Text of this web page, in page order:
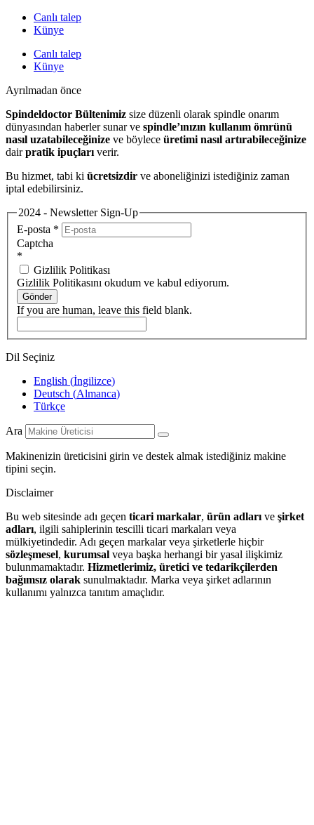
Canlı talep
Künye
Canlı talep
Künye
Ayrılmadan önce
Spindeldoctor Bültenimiz size düzenli olarak spindle onarım
dünyasından haberler sunar ve spindle’ınızın kullanım ömrünü
nasıl uzatabileceğinize ve böylece üretimi nasıl artırabileceğinize
dairpratik ipuçları verir.
Bu hizmet, tabi ki ücretsizdir ve aboneliğinizi istediğiniz zaman
iptal edebilirsiniz.
2024 - Newsletter Sign-Up
E-posta *
Captcha
*
Gizlilik Politikası
Gizlilik Politikasını okudum ve kabul ediyorum.
Gönder
If you are human, leave this field blank.
Dil Seçiniz
English (İngilizce)
Deutsch (Almanca)
Türkçe
Ara
Makinenizin üreticisini girin ve destek almak istediğiniz makine
tipini seçin.
Disclaimer
Bu web sitesinde adı geçen ticari markalar, ürün adları ve şirket
adları, ilgili sahiplerinin tescilli ticari markaları veya
mülkiyetindedir. Adı geçen markalar veya şirketlerle hiçbir
sözleşmesel, kurumsal veya başka herhangi bir yasal ilişkimiz
bulunmamaktadır. Hizmetlerimiz, üretici ve tedarikçilerden
bağımsız olarak sunulmaktadır. Marka veya şirket adlarının
kullanımı yalnızca tanıtım amaçlıdır.